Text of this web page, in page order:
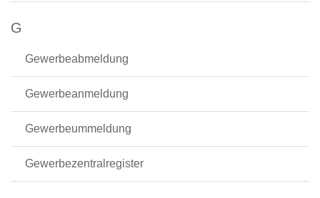
G
Gewerbeabmeldung
Gewerbeanmeldung
Gewerbeummeldung
Gewerbezentralregister